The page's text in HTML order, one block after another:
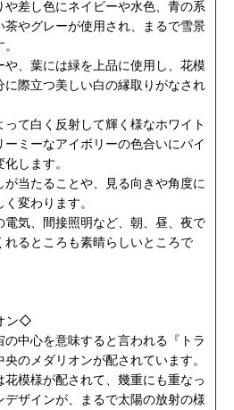
や差し色にネイビーや水色、青の系
茶やグレーが使用され、まるで雪景
や、葉には緑を上品に使用し、花模
に際立つ美しい白の縁取りがなされ
て白く反射して輝く様なホワイト
ミーなアイボリーの色合いにパイ
します。
当たることや、見る向きや角度に
変わります。
電気、間接照明など、朝、昼、夜で
れるところも素晴らしいところで
ン◇
中心を意味すると言われる『トラ
のメダリオンが配されています。
花模様が配されて、幾重にも重なっ
デザインが、まるで太陽の放射の様